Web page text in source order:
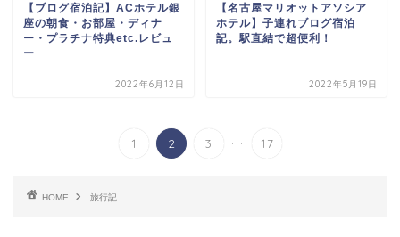
【ブログ宿泊記】ACホテル銀
座の朝食・お部屋・ディナ
ー・プラチナ特典etc.レビュ
ー
2022年6月12日
【名古屋マリオットアソシア
ホテル】子連れブログ宿泊
記。駅直結で超便利！
2022年5月19日
1 2 3 ... 17
HOME 旅行記